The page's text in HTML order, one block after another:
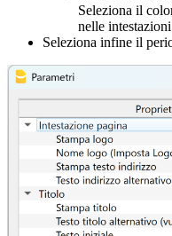
Seleziona il
nelle
Seleziona infine il